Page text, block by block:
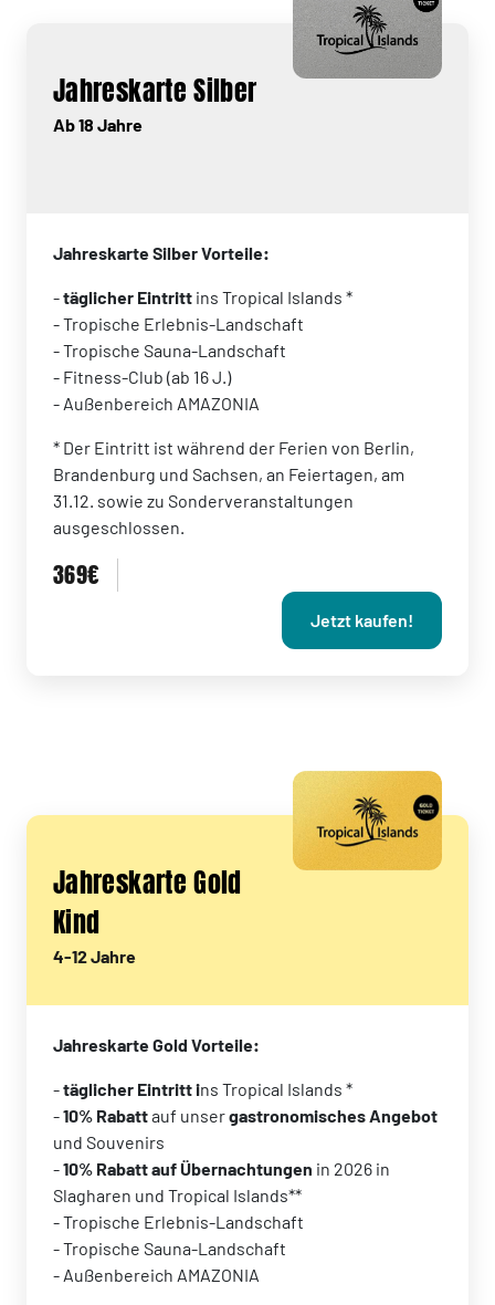
Jahreskarte Silber
Ab 18 Jahre
Jahreskarte Silber Vorteile:
-täglicher Eintritt ins Tropical Islands *
- Tropische Erlebnis-Landschaft
- Tropische Sauna-Landschaft
- Fitness-Club (ab 16 J.)
- Außenbereich AMAZONIA
* Der Eintritt ist während der Ferien von Berlin,
Brandenburg und Sachsen, an Feiertagen, am
31.12. sowie zu Sonderveranstaltungen
ausgeschlossen.
369€
Jetzt kaufen!
Jahreskarte Gold
Kind
4-12 Jahre
Jahreskarte Gold Vorteile:
-täglicher Eintritt ins Tropical Islands *
-10% Rabattauf unsergastronomisches Angebot
und Souvenirs
-10% Rabatt auf Übernachtungen in 2026 in
Slagharen und Tropical Islands**
- Tropische Erlebnis-Landschaft
- Tropische Sauna-Landschaft
- Außenbereich AMAZONIA